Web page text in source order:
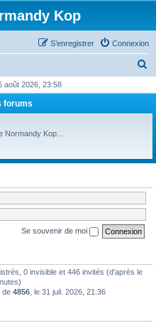
Kop
Connexion
S’enregistrer
h
c
août 2026, 23:58
forums
Normandy Kop...
Se souvenir de moi
0 invisible et 446 invités (d’après le
de 4856 , le 31 juil. 2026, 21:36